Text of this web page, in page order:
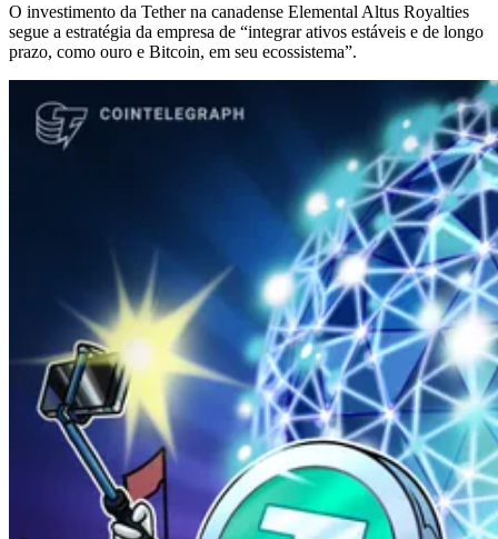
O investimento da Tether na canadense Elemental Altus Royalties
segue a estratégia da empresa de “integrar ativos estáveis e de longo
prazo, como ouro e Bitcoin, em seu ecossistema”.